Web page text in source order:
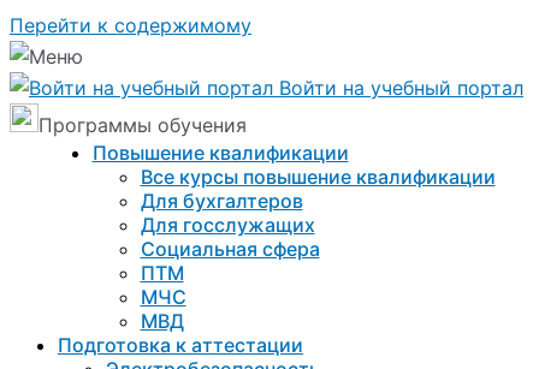
Перейти к содержимому
Войти на учебный портал
Программы обучения
Повышение квалификации
Все курсы повышение квалификации
Для бухгалтеров
Для госслужащих
Социальная сфера
ПТМ
МЧС
МВД
Подготовка к aттестации